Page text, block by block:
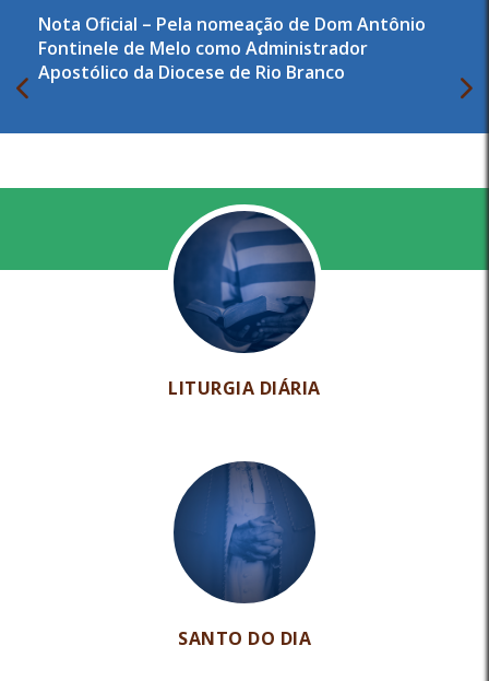
Nota Oficial – Pela nomeação de Dom Antônio
Fontinele de Melo como Administrador
Apostólico da Diocese de Rio Branco
LITURGIA DIÁRIA
SANTO DO DIA